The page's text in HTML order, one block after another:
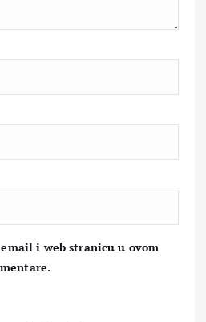
i web stranicu u ovom